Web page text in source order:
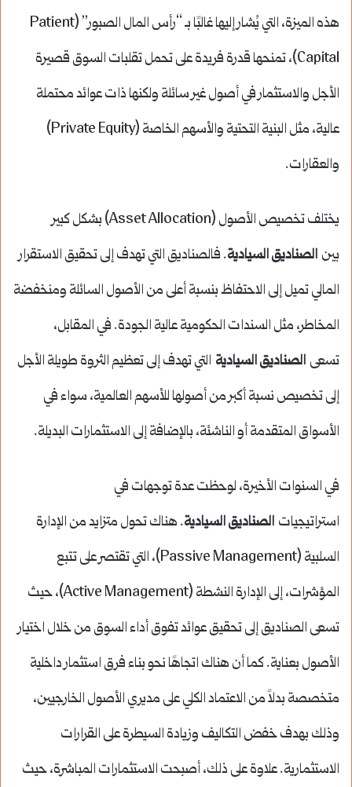
هذه الميزة، التي يُشار إليها غالبًا بـ “رأس المال الصبور” (Patient
Capital)، تمنحها قدرة فريدة على تحمل تقلبات السوق قصيرة
الأجل والاستثمار في أصول غير سائلة ولكنها ذات عوائد محتملة
عالية، مثل البنية التحتية والأسهم الخاصة (Private Equity)
والعقارات.
يختلف تخصيص الأصول (Asset Allocation) بشكل كبير
بين الصناديق السيادية. فالصناديق التي تهدف إلى تحقيق الاستقرار
المالي تميل إلى الاحتفاظ بنسبة أعلى من الأصول السائلة ومنخفضة
المخاطر، مثل السندات الحكومية عالية الجودة. في المقابل،
تسعى الصناديق السيادية التي تهدف إلى تعظيم الثروة طويلة الأجل
إلى تخصيص نسبة أكبر من أصولها للأسهم العالمية، سواء في
الأسواق المتقدمة أو الناشئة، بالإضافة إلى الاستثمارات البديلة.
في السنوات الأخيرة، لوحظت عدة توجهات في
استراتيجيات الصناديق السيادية. هناك تحول متزايد من الإدارة
السلبية (Passive Management)، التي تقتصر على تتبع
المؤشرات، إلى الإدارة النشطة (Active Management)، حيث
تسعى الصناديق إلى تحقيق عوائد تفوق أداء السوق من خلال اختيار
الأصول بعناية. كما أن هناك اتجاهًا نحو بناء فرق استثمار داخلية
متخصصة بدلاً من الاعتماد الكلي على مديري الأصول الخارجيين،
وذلك بهدف خفض التكاليف وزيادة السيطرة على القرارات
الاستثمارية. علاوة على ذلك، أصبحت الاستثمارات المباشرة، حيث